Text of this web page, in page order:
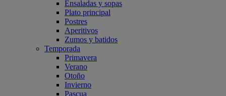
Ensaladas y sopas
Plato principal
Postres
Aperitivos
Zumos y batidos
Temporada
Primavera
Verano
Otoño
Invierno
Pascua